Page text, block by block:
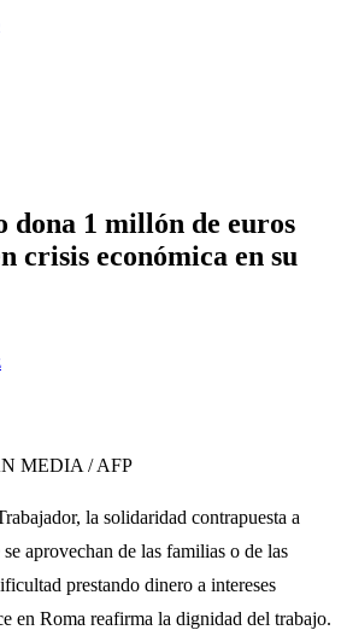
dona 1 millón de euros
crisis económica en su
MEDIA / AFP
la solidaridad contrapuesta a
aprovechan de las familias o de las
prestando dinero a intereses
en Roma reafirma la dignidad del trabajo.